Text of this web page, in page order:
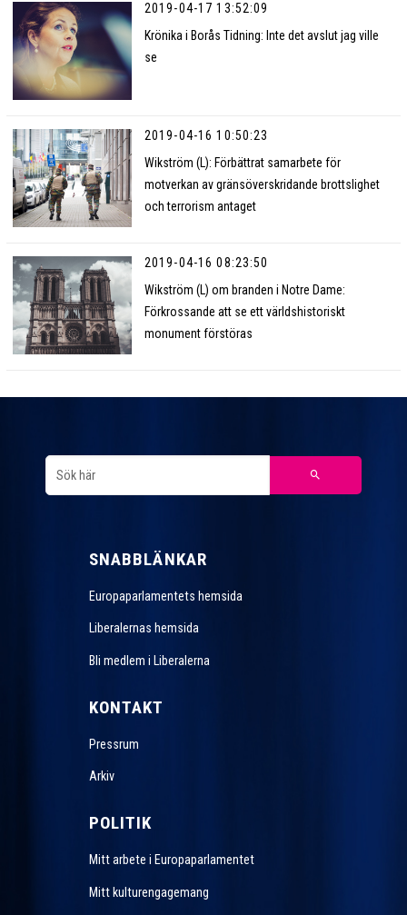
2019-04-17 13:52:09
Krönika i Borås Tidning: Inte det avslut jag ville
se
2019-04-16 10:50:23
Wikström (L): Förbättrat samarbete för
motverkan av gränsöverskridande brottslighet
och terrorism antaget
2019-04-16 08:23:50
Wikström (L) om branden i Notre Dame:
Förkrossande att se ett världshistoriskt
monument förstöras
SNABBLÄNKAR
Europaparlamentets hemsida
Liberalernas hemsida
Bli medlem i Liberalerna
KONTAKT
Pressrum
Arkiv
POLITIK
Mitt arbete i Europaparlamentet
Mitt kulturengagemang